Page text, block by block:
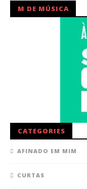
M DE MÚSICA
CATEGORIES
AFINADO EM MIM
CURTAS